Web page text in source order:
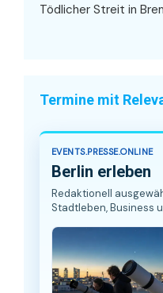
Tödlicher Streit in
Termine mit
EVENTS.PRESSE.ONLINE
Berlin erleben
Redaktionell
Stadtleben, Business